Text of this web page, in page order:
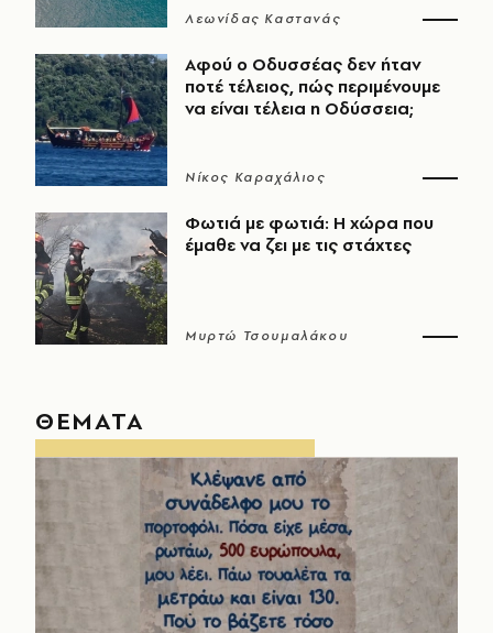
Λεωνίδας Καστανάς
Αφού ο Οδυσσέας δεν ήταν
ποτέ τέλειος, πώς περιμένουμε
να είναι τέλεια η Οδύσσεια;
Νίκος Καραχάλιος
Φωτιά με φωτιά: Η χώρα που
έμαθε να ζει με τις στάχτες
Μυρτώ Τσουμαλάκου
ΘΕΜΑΤΑ